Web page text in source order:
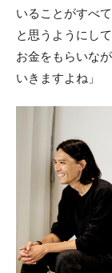
いることがすべ
と思うようにし
お金をもらいな
いきますよね」